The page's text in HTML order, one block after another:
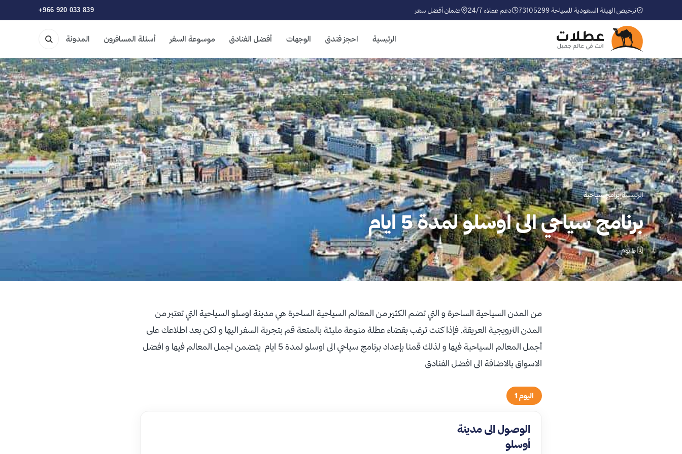
ترخيص الهيئة السعودية للسياحة 73105299 دعم عملاء 24/7 ضمان أفضل سعر +966 920 033 839
الرئيسية احجز فندق الوجهات أفضل الفنادق موسوعة السفر أسئلة المسافرون المدونة
الرئيسية›برامج سياحية
برنامج سياحي الى اوسلو لمدة 5 ايام
🗓 5 يوم
من المدن السياحية الساحرة و التي تضم الكثير من المعالم السياحية الساحرة هي مدينة اوسلو السياحية التي تعتبر من
المدن النرويجية العريقة, فإذا كنت ترغب بقضاء عطلة منوعة مليئة بالمتعة قم بتجربة السفر اليها و لكن بعد اطلاعك على
أجمل المعالم السياحية فيها و لذلك قمنا بإعداد برنامج سياحي الى اوسلو لمدة 5 ايام يتضمن اجمل المعالم فيها و افضل
الاسواق بالاضافة الى افضل الفنادق
اليوم 1
الوصول الى مدينة
أوسلو